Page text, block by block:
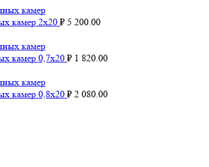
камер 2х20 ₽ 5 200.00
камер 0,7х20 ₽ 1 820.00
камер 0,8х20 ₽ 2 080.00